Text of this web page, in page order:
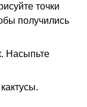
точки
получились
Насыпьте